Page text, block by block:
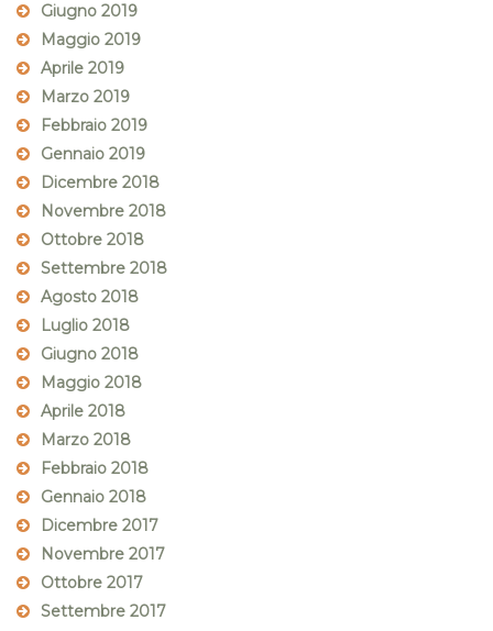
Giugno 2019
Maggio 2019
Aprile 2019
Marzo 2019
Febbraio 2019
Gennaio 2019
Dicembre 2018
Novembre 2018
Ottobre 2018
Settembre 2018
Agosto 2018
Luglio 2018
Giugno 2018
Maggio 2018
Aprile 2018
Marzo 2018
Febbraio 2018
Gennaio 2018
Dicembre 2017
Novembre 2017
Ottobre 2017
Settembre 2017